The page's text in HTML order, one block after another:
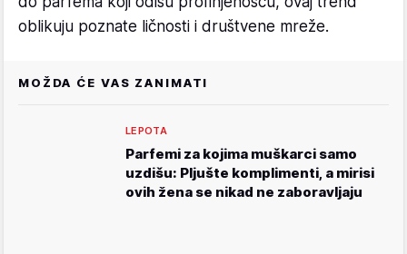
oblikuju poznate ličnosti i društvene mreže.
MOŽDA ĆE VAS ZANIMATI
LEPOTA
Parfemi za kojima muškarci samo
uzdišu: Pljušte komplimenti, a mirisi
ovih žena se nikad ne zaboravljaju